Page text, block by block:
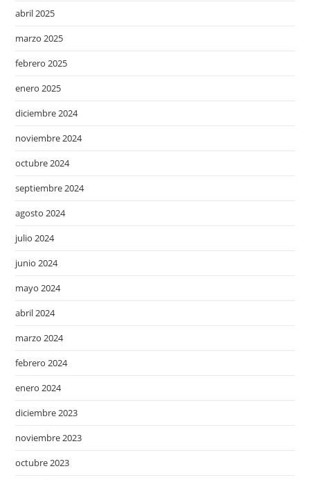
abril 2025
marzo 2025
febrero 2025
enero 2025
diciembre 2024
noviembre 2024
octubre 2024
septiembre 2024
agosto 2024
julio 2024
junio 2024
mayo 2024
abril 2024
marzo 2024
febrero 2024
enero 2024
diciembre 2023
noviembre 2023
octubre 2023